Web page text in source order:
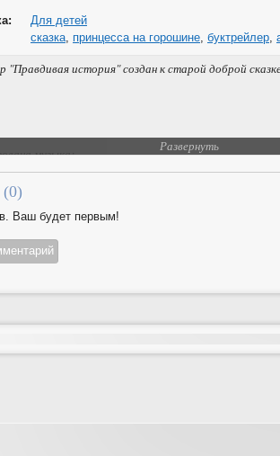
Для детей
сказка, принцесса на горошине, буктрейлер,
"Правдивая история" создан к старой доброй
музыка: Развернуть
(0)
Ваш будет первым!